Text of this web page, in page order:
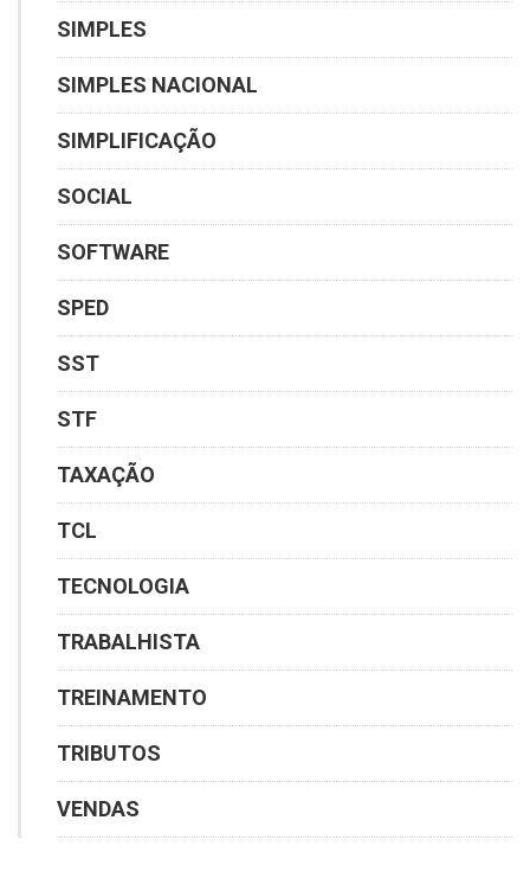
SIMPLES
SIMPLES NACIONAL
SIMPLIFICAÇÃO
SOCIAL
SOFTWARE
SPED
SST
STF
TAXAÇÃO
TCL
TECNOLOGIA
TRABALHISTA
TREINAMENTO
TRIBUTOS
VENDAS